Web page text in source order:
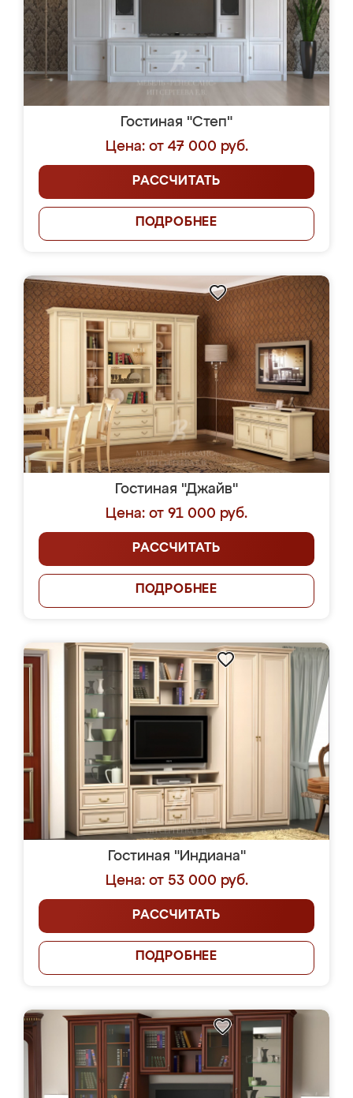
Гостиная "Степ"
Цена: от 47 000 руб.
РАССЧИТАТЬ
ПОДРОБНЕЕ
Гостиная "Джайв"
Цена: от 91 000 руб.
РАССЧИТАТЬ
ПОДРОБНЕЕ
Гостиная "Индиана"
Цена: от 53 000 руб.
РАССЧИТАТЬ
ПОДРОБНЕЕ